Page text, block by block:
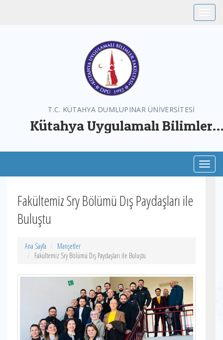
T.C. KÜTAHYA DUMLUPINAR ÜNİVERSİTESİ
Kütahya Uygulamalı Bilimler
Fakültemiz Sry Bölümü Dış Paydaşları ile
Buluştu
Ana Sayfa
Manşetler
Fakültemiz Sry Bölümü Dış Paydaşları ile Buluştu